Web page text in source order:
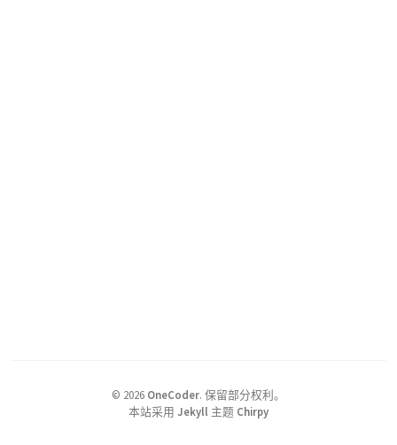
© 2026 OneCoder. 保留部分权利。
本站采用 Jekyll 主题 Chirpy